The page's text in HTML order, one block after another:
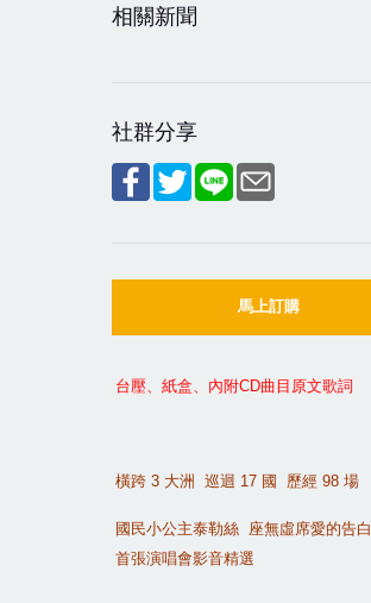
相關新聞
社群分享
馬上訂購
台壓、紙盒、內附CD曲目原文歌詞
橫跨 3 大洲 巡迴 17 國 歷經 98 場
國民小公主泰勒絲 座無虛席愛的告白
首張演唱會影音精選